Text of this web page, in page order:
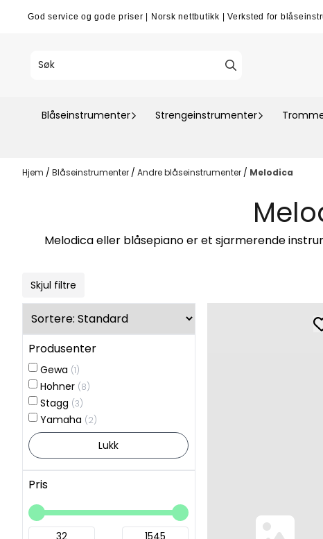
Hopp til innhold
God service og gode priser Norsk nettbutikk Verksted for
Blåseinstrumenter Strengeinstrumenter
Hjem / Blåseinstrumenter / Andre blåseinstrumenter / Melodica
Melodica eller blåsepiano er et sjarmerende
Skjul filtre
Produsenter
Gewa (1)
Hohner (8)
Stagg (3)
Yamaha (2)
Lukk
Pris